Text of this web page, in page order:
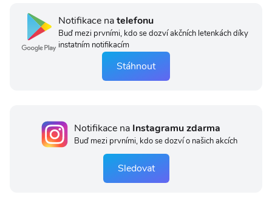
Notifikace natelefonu
Buď mezi prvními, kdo se dozví akčních letenkách díky
instatním notifikacím
Stáhnout
Notifikace na Instagramu zdarma
Buď mezi prvními, kdo se dozví o našich akcích
Sledovat